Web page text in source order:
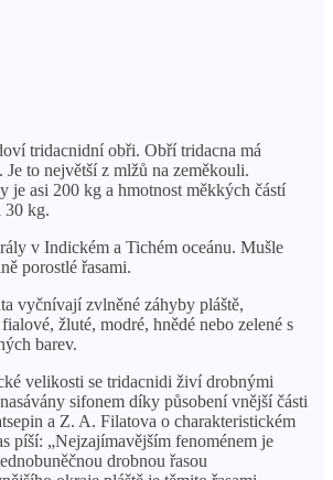
tridacnidní obři. Obří tridacna má
to největší z mlžů na zeměkouli.
je asi 200 kg a hmotnost měkkých částí
30 kg.
v Indickém a Tichém oceánu. Mušle
porostlé řasami.
vyčnívají zvlněné záhyby pláště,
žluté, modré, hnědé nebo zelené s
barev.
velikosti se tridacnidi živí drobnými
sifonem díky působení vnější části
a Z. A. Filatova o charakteristickém
píší: „Nejzajímavějším fenoménem je
drobnou řasou